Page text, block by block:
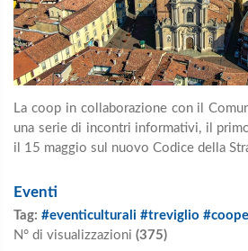
La coop in collaborazione con il
una serie di incontri informativi, il
il 15 maggio sul nuovo Codice della
Eventi
Tag: #eventiculturali #treviglio
N° di visualizzazioni (375)